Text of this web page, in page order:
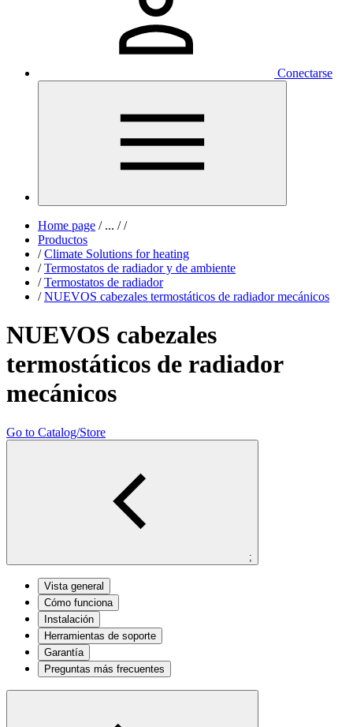
Conectarse
Home page /... / /
Productos
/ Climate Solutions for heating
/ Termostatos de radiador y de ambiente
/ Termostatos de radiador
/ NUEVOS cabezales termostáticos de radiador mecánicos
NUEVOS cabezales
termostáticos de radiador
mecánicos
Go to Catalog/Store
;
Vista general
Cómo funciona
Instalación
Herramientas de soporte
Garantía
Preguntas más frecuentes